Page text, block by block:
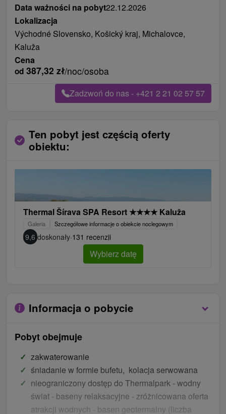
Data ważności na pobyt22.12.2026
Lokalizacja
Východné Slovensko, Košický kraj, Michalovce,
Kaluža
Cena
od 387,32 zł/noc/osoba
Zadzwoń do nas - +421 2 21 02 57 57
Ten pobyt jest częścią oferty
obiektu:
Thermal Šírava SPA Resort ★★★★ Kaluža
Galeria Szczegółowe informacje o obiekcie noclegowym
9,6 doskonały·131 recenzji
Wybierz datę
Informacja o pobycie
Pobyt obejmuje
zakwaterowanie
śniadanie w formie bufetu, kolacja serwowana
nieograniczony dostęp do Thermalpark - wodny
świat - baseny relaksacyjne - zróżnicowana oferta
atrakcji wodnych - basen geotermalny (liczba